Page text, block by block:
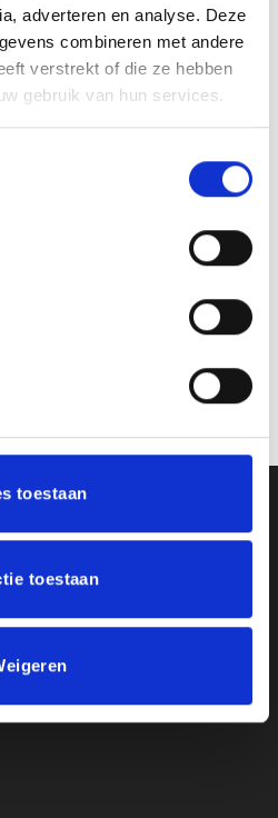
adverteren en analyse. Deze
combineren met andere
verstrekt of die ze hebben
gebruik van hun services.
toestaan
toestaan
Toevoegen
verlanglijst
Medaillehouder B170
(32/40/45/50 mm)
Toevoegen aan